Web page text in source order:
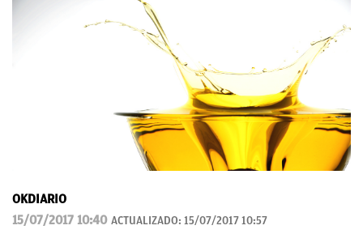
OKDIARIO
15/07/2017 10:40 ACTUALIZADO: 15/07/2017 10:57